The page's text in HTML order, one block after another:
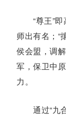
“尊王”即
师出有名；“
侯会盟，调
军，保卫中
力。
通过“九合